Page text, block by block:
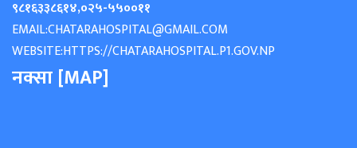
९८१६३३८६१४,०२५-५५००११
EMAIL:CHATARAHOSPITAL@GMAIL.COM
WEBSITE:HTTPS://CHATARAHOSPITAL.P1.GOV.NP
नक्सा [MAP]